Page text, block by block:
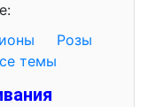
Розы
темы